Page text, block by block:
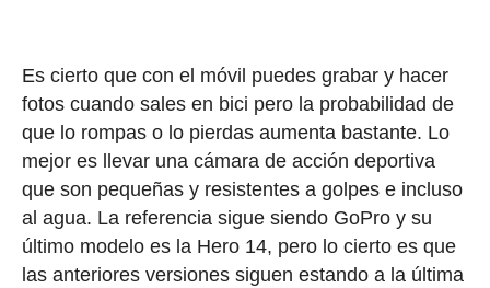
Es cierto que con el móvil puedes grabar y hacer
fotos cuando sales en bici pero la probabilidad de
que lo rompas o lo pierdas aumenta bastante. Lo
mejor es llevar una cámara de acción deportiva
que son pequeñas y resistentes a golpes e incluso
al agua. La referencia sigue siendo GoPro y su
último modelo es la Hero 14, pero lo cierto es que
las anteriores versiones siguen estando a la última